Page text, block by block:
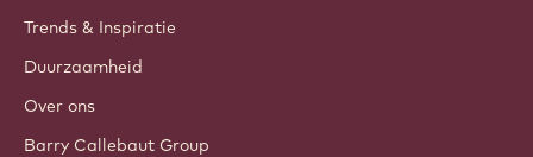
Trends & Inspiratie
Duurzaamheid
Over ons
Barry Callebaut Group